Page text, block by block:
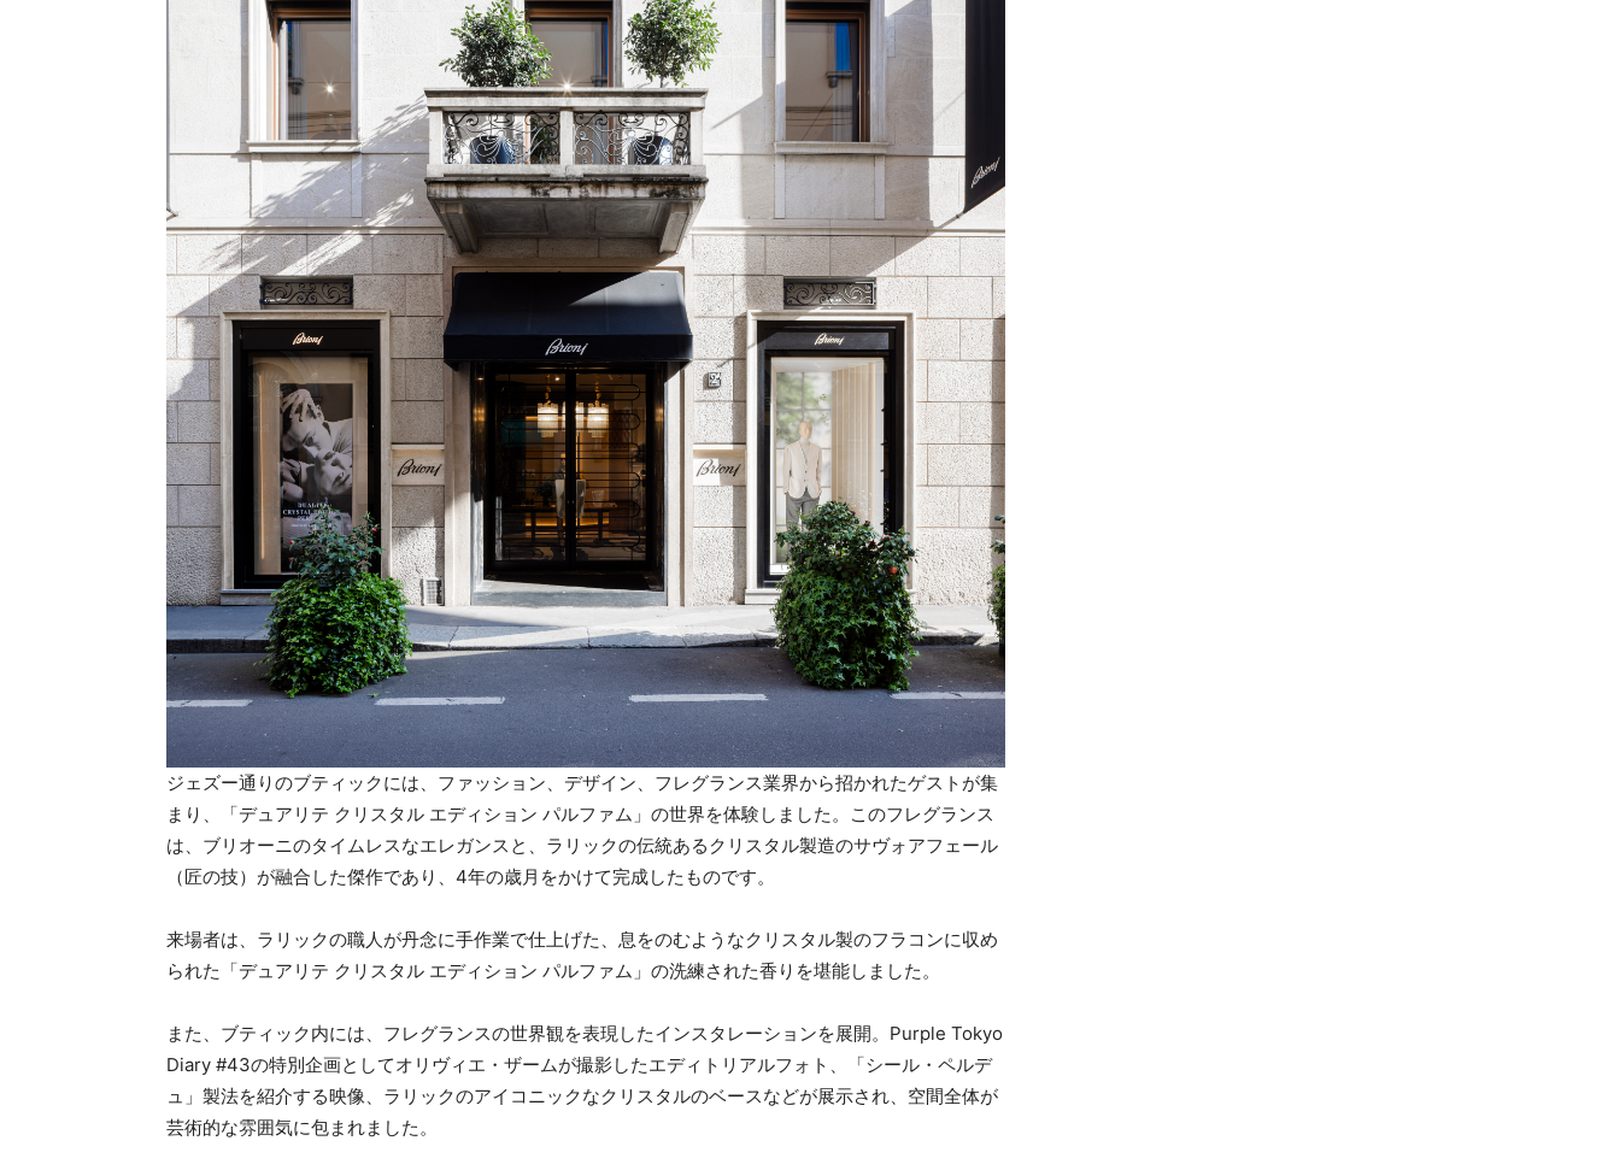
ジェズー通りのブティックには、ファッション、デザイン、フレグランス業界から招かれたゲストが集
まり、「デュアリテ クリスタル エディション パルファム」の世界を体験しました。このフレグランス
は、ブリオーニのタイムレスなエレガンスと、ラリックの伝統あるクリスタル製造のサヴォアフェール
（匠の技）が融合した傑作であり、4年の歳月をかけて完成したものです。
来場者は、ラリックの職人が丹念に手作業で仕上げた、息をのむようなクリスタル製のフラコンに収め
られた「デュアリテ クリスタル エディション パルファム」の洗練された香りを堪能しました。
また、ブティック内には、フレグランスの世界観を表現したインスタレーションを展開。Purple Tokyo
Diary #43の特別企画としてオリヴィエ・ザームが撮影したエディトリアルフォト、「シール・ペルデ
ュ」製法を紹介する映像、ラリックのアイコニックなクリスタルのベースなどが展示され、空間全体が
芸術的な雰囲気に包まれました。